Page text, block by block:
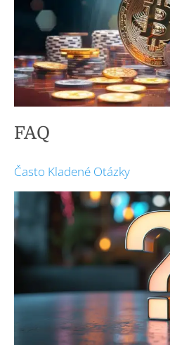
FAQ
Často Kladené Otázky